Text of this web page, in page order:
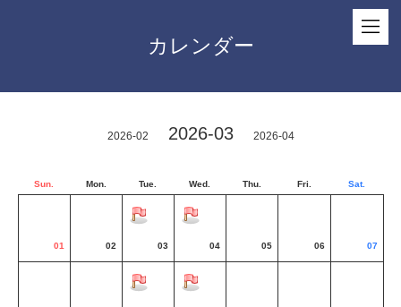
カレンダー
2026-02 2026-03 2026-04
Sun. Mon. Tue. Wed. Thu. Fri. Sat.
01 02 03 04 05 06 07